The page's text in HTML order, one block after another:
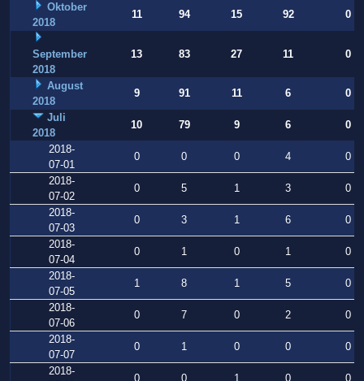
Oktober
2018
11 94 15 92 0
September
2018
13 83 27 11 0
August
2018
9 91 11 6
0
Juli
2018
10 79 9 6
0
2018-
07-01
0 0 0 4
0
2018-
07-02
0 5 1 3
0
2018-
07-03
0 3 1 6
0
2018-
07-04
0 1 0 1
0
2018-
07-05
1 8 1 5
0
2018-
07-06
0 7 0 2
0
2018-
07-07
0 1 0 0
0
2018-
0 0 1 0
0